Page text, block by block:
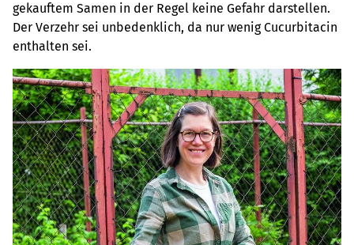
gekauftem Samen in der Regel keine Gefahr darstellen.
Der Verzehr sei unbedenklich, da nur wenig Cucurbitacin
enthalten sei.